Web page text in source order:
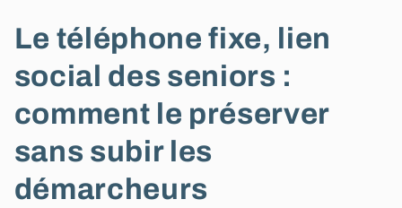
Le téléphone fixe, lien
social des seniors :
comment le préserver
sans subir les
démarcheurs